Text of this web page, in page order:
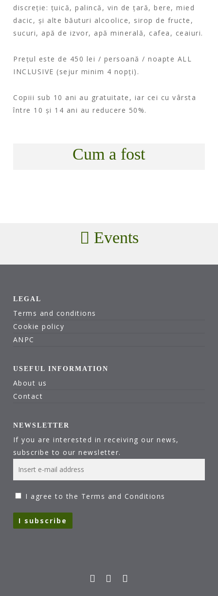
discreție: țuică, palincă, vin de țară, bere, mied
dacic, și alte băuturi alcoolice, sirop de fructe,
sucuri, apă de izvor, apă minerală, cafea, ceaiuri.
Prețul este de 450 lei / persoană / noapte ALL
INCLUSIVE (sejur minim 4 nopți).
Copiii sub 10 ani au gratuitate, iar cei cu vârsta
între 10 și 14 ani au reducere 50%.
Cum a fost
Events
LEGAL
Terms and conditions
Cookie policy
ANPC
USEFUL INFORMATION
About us
Contact
NEWSLETTER
If you are interested in receiving our news,
subscribe to our newsletter.
I agree to the Terms and Conditions